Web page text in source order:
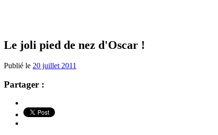
Le joli pied de nez d'Oscar !
Publié le 20 juillet 2011
Partager :